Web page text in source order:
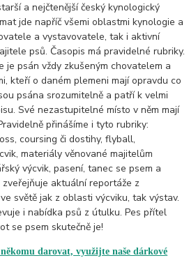
a nejčtenější český kynologický
jde napříč všemi oblastmi kynologie a
a vystavovatele, tak i aktivní
psů. Časopis má pravidelné rubriky.
je psán vždy zkušeným chovatelem a
kteří o daném plemeni mají opravdu co
psána srozumitelně a patří k velmi
Své nezastupitelné místo v něm mají
přinášíme i tyto rubriky:
coursing či dostihy, flyball,
materiály věnované majitelům
výcvik, pasení, tanec se psem a
zveřejňuje aktuální reportáže z
světě jak z oblasti výcviku, tak výstav.
i nabídka psů z útulku. Pes přítel
se psem skutečně je!
darovat, využijte naše dárkové